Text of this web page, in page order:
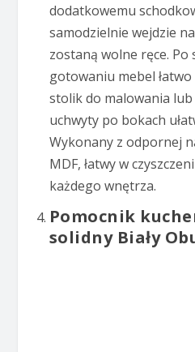
dodatkowemu
samodzielnie wejdzie
zostaną wolne ręce. Po
gotowaniu mebel łatwo
stolik do malowania
uchwyty po bokach
Wykonany z odpornej
MDF, łatwy w
każdego wnętrza.
Pomocnik
solidny Biały